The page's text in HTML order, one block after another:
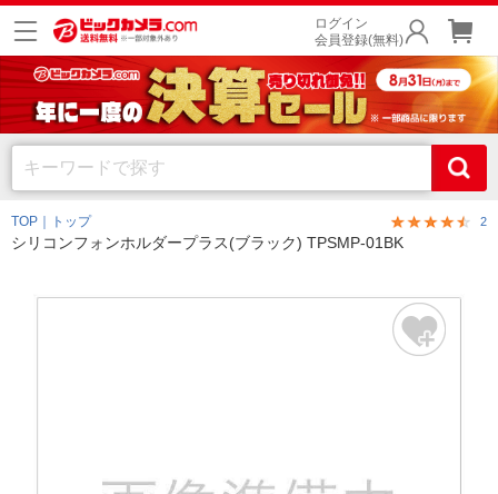
ログイン
会員登録(無料)
TOP｜トップ 2
シリコンフォンホルダープラス(ブラック) TPSMP-01BK